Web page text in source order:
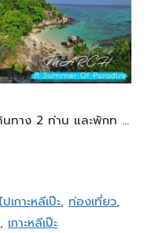
นทาง 2 ท่าน และพักท …
เกาะหลีเป๊ะ, ท่องเที่ยว,
, เกาะหลีเป๊ะ